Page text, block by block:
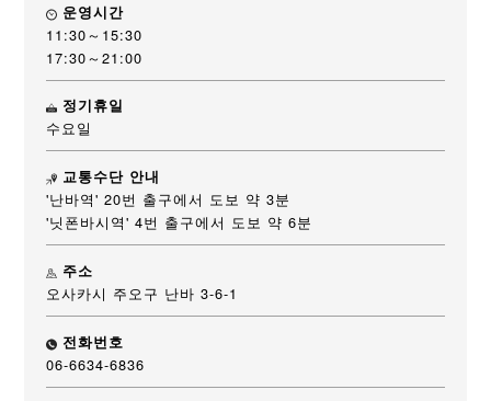
운영시간
11:30～15:30
17:30～21:00
정기휴일
수요일
교통수단 안내
'난바역' 20번 출구에서 도보 약 3분
'닛폰바시역' 4번 출구에서 도보 약 6분
주소
오사카시 주오구 난바 3-6-1
전화번호
06-6634-6836